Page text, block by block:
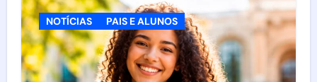
NOTÍCIAS PAIS E ALUNOS